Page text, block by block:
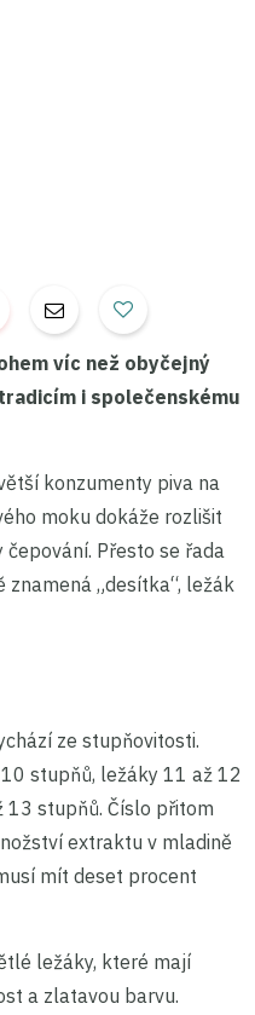
víc než obyčejný
i společenskému
konzumenty piva na
moku dokáže rozlišit
Přesto se řada
„desítka“, ležák
ze stupňovitosti.
stupňů, ležáky 11 až 12
13 stupňů. Číslo přitom
extraktu v mladině
mít deset procent
ležáky, které mají
a zlatavou barvu.